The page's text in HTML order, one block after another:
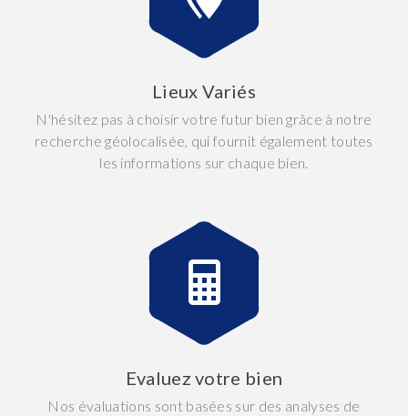
Lieux Variés
N'hésitez pas à choisir votre futur bien grâce à notre
recherche géolocalisée, qui fournit également toutes
les informations sur chaque bien.
Evaluez votre bien
Nos évaluations sont basées sur des analyses de